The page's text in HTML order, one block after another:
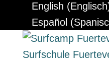
English (Englisch
Español (